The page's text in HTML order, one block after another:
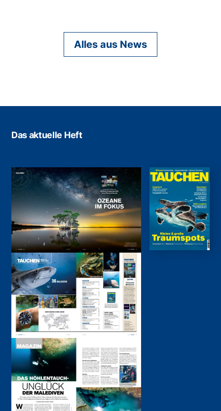
Alles aus News
Das aktuelle Heft